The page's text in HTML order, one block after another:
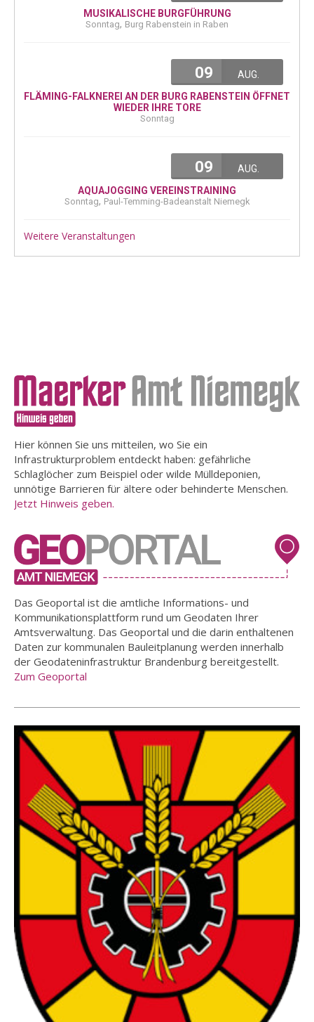
MUSIKALISCHE BURGFÜHRUNG
Sonntag, Burg Rabenstein in Raben
09
AUG.
FLÄMING-FALKNEREI AN DER BURG RABENSTEIN ÖFFNET
WIEDER IHRE TORE
Sonntag
09
AUG.
AQUAJOGGING VEREINSTRAINING
Sonntag, Paul-Temming-Badeanstalt Niemegk
Weitere Veranstaltungen
Hier können Sie uns mitteilen, wo Sie ein
Infrastrukturproblem entdeckt haben: gefährliche
Schlaglöcher zum Beispiel oder wilde Mülldeponien,
unnötige Barrieren für ältere oder behinderte Menschen.
Jetzt Hinweis geben.
Das Geoportal ist die amtliche Informations- und
Kommunikationsplattform rund um Geodaten Ihrer
Amtsverwaltung. Das Geoportal und die darin enthaltenen
Daten zur kommunalen Bauleitplanung werden innerhalb
der Geodateninfrastruktur Brandenburg bereitgestellt.
Zum Geoportal